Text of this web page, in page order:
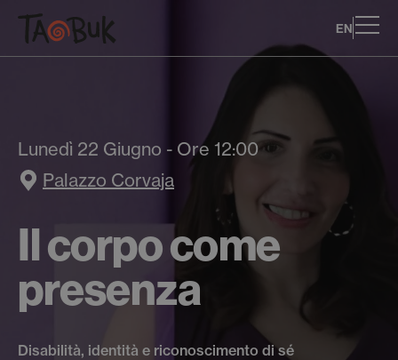
EN
Lunedì 22 Giugno - Ore 12:00
Palazzo Corvaja
Il corpo come
presenza
Disabilità, identità e riconoscimento di sé